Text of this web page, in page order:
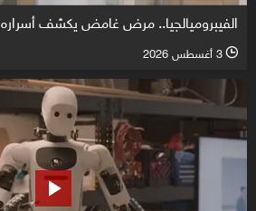
الفيبروميالجيا.. مرض غامض يكشف أسراره
l 3 أغسطس 2026